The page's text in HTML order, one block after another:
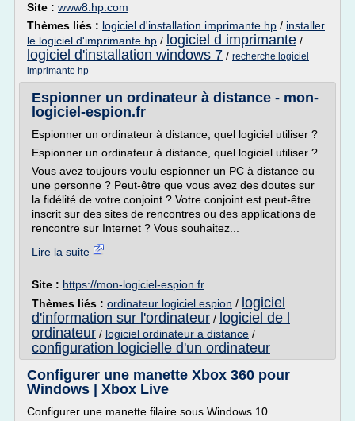
Site : www8.hp.com
Thèmes liés : logiciel d'installation imprimante hp / installer
le logiciel d'imprimante hp / logiciel d imprimante /
logiciel d'installation windows 7 / recherche logiciel
imprimante hp
Espionner un ordinateur à distance - mon-
logiciel-espion.fr
Espionner un ordinateur à distance, quel logiciel utiliser ?
Espionner un ordinateur à distance, quel logiciel utiliser ?
Vous avez toujours voulu espionner un PC à distance ou
une personne ? Peut-être que vous avez des doutes sur
la fidélité de votre conjoint ? Votre conjoint est peut-être
inscrit sur des sites de rencontres ou des applications de
rencontre sur Internet ? Vous souhaitez...
Lire la suite
Site : https://mon-logiciel-espion.fr
Thèmes liés : ordinateur logiciel espion / logiciel
d'information sur l'ordinateur / logiciel de l
ordinateur / logiciel ordinateur a distance /
configuration logicielle d'un ordinateur
Configurer une manette Xbox 360 pour
Windows | Xbox Live
Configurer une manette filaire sous Windows 10